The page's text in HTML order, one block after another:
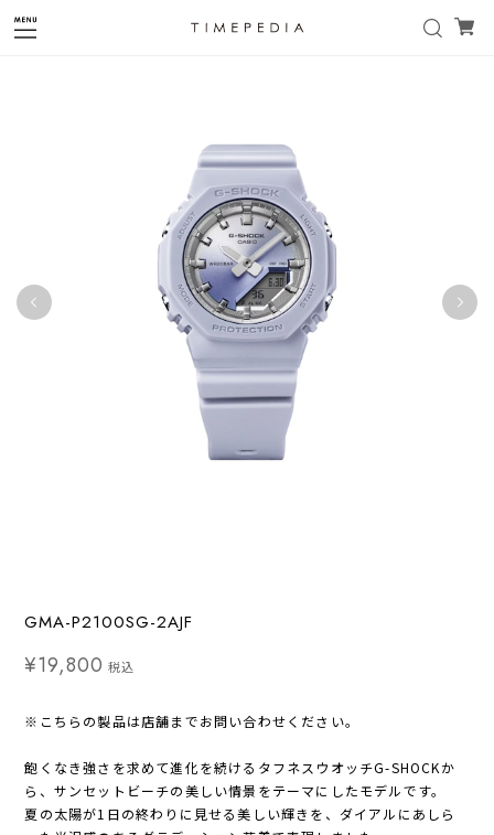
GMA-P2100SG-2AJF
¥19,800 税込
※こちらの製品は店舗までお問い合わせください。
飽くなき強さを求めて進化を続けるタフネスウオッチG-SHOCKか
ら、サンセットビーチの美しい情景をテーマにしたモデルです。
夏の太陽が1日の終わりに見せる美しい輝きを、ダイアルにあしら